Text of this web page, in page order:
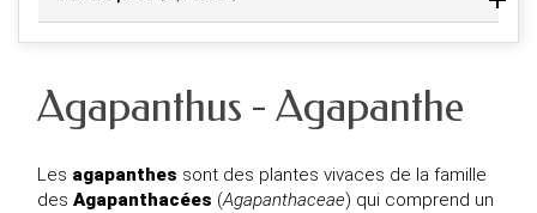
Agapanthus - Agapanthe
Les agapanthes sont des plantes vivaces de la famille
des Agapanthacées (Agapanthaceae) qui comprend un